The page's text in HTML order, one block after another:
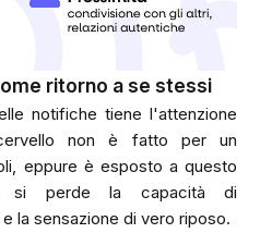
ritorno a se stessi
notifiche tiene l'attenzione
non è fatto per un
eppure è esposto a questo
si perde la capacità di
la sensazione di vero riposo.